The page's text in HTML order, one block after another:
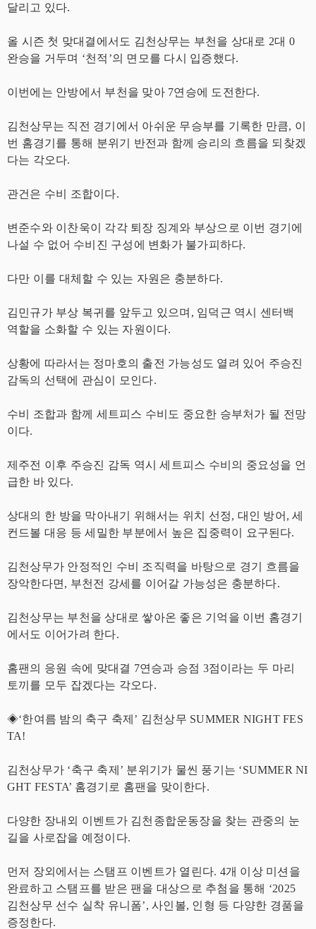
달리고 있다.
올 시즌 첫 맞대결에서도 김천상무는 부천을 상대로 2대 0
완승을 거두며 ‘천적’의 면모를 다시 입증했다.
이번에는 안방에서 부천을 맞아 7연승에 도전한다.
김천상무는 직전 경기에서 아쉬운 무승부를 기록한 만큼, 이
번 홈경기를 통해 분위기 반전과 함께 승리의 흐름을 되찾겠
다는 각오다.
관건은 수비 조합이다.
변준수와 이찬욱이 각각 퇴장 징계와 부상으로 이번 경기에
나설 수 없어 수비진 구성에 변화가 불가피하다.
다만 이를 대체할 수 있는 자원은 충분하다.
김민규가 부상 복귀를 앞두고 있으며, 임덕근 역시 센터백
역할을 소화할 수 있는 자원이다.
상황에 따라서는 정마호의 출전 가능성도 열려 있어 주승진
감독의 선택에 관심이 모인다.
수비 조합과 함께 세트피스 수비도 중요한 승부처가 될 전망
이다.
제주전 이후 주승진 감독 역시 세트피스 수비의 중요성을 언
급한 바 있다.
상대의 한 방을 막아내기 위해서는 위치 선정, 대인 방어, 세
컨드볼 대응 등 세밀한 부분에서 높은 집중력이 요구된다.
김천상무가 안정적인 수비 조직력을 바탕으로 경기 흐름을
장악한다면, 부천전 강세를 이어갈 가능성은 충분하다.
김천상무는 부천을 상대로 쌓아온 좋은 기억을 이번 홈경기
에서도 이어가려 한다.
홈팬의 응원 속에 맞대결 7연승과 승점 3점이라는 두 마리
토끼를 모두 잡겠다는 각오다.
◈‘한여름 밤의 축구 축제’ 김천상무 SUMMER NIGHT FES
TA!
김천상무가 ‘축구 축제’ 분위기가 물씬 풍기는 ‘SUMMER NI
GHT FESTA’ 홈경기로 홈팬을 맞이한다.
다양한 장내외 이벤트가 김천종합운동장을 찾는 관중의 눈
길을 사로잡을 예정이다.
먼저 장외에서는 스탬프 이벤트가 열린다. 4개 이상 미션을
완료하고 스탬프를 받은 팬을 대상으로 추첨을 통해 ‘2025
김천상무 선수 실착 유니폼’, 사인볼, 인형 등 다양한 경품을
증정한다.